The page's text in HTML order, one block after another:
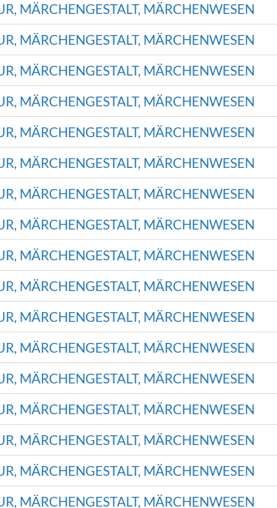
MÄRCHENGESTALT, MÄRCHENWESEN
MÄRCHENGESTALT, MÄRCHENWESEN
MÄRCHENGESTALT, MÄRCHENWESEN
MÄRCHENGESTALT, MÄRCHENWESEN
MÄRCHENGESTALT, MÄRCHENWESEN
MÄRCHENGESTALT, MÄRCHENWESEN
MÄRCHENGESTALT, MÄRCHENWESEN
MÄRCHENGESTALT, MÄRCHENWESEN
MÄRCHENGESTALT, MÄRCHENWESEN
MÄRCHENGESTALT, MÄRCHENWESEN
MÄRCHENGESTALT, MÄRCHENWESEN
MÄRCHENGESTALT, MÄRCHENWESEN
MÄRCHENGESTALT, MÄRCHENWESEN
MÄRCHENGESTALT, MÄRCHENWESEN
MÄRCHENGESTALT, MÄRCHENWESEN
MÄRCHENGESTALT, MÄRCHENWESEN
MÄRCHENGESTALT, MÄRCHENWESEN